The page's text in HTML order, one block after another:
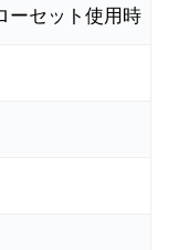
ーセット使用時